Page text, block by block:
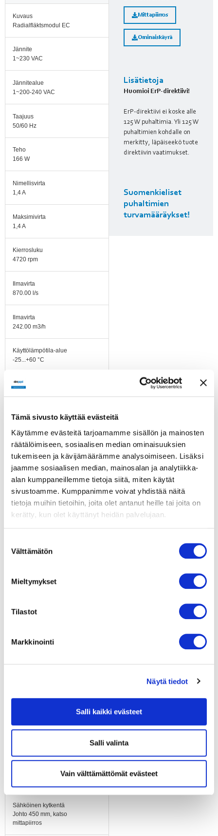
Tämä sivusto käyttää evästeitä
Käytämme evästeitä tarjoamamme sisällön ja mainosten
räätälöimiseen, sosiaalisen median ominaisuuksien
tukemiseen ja kävijämäärämme analysoimiseen. Lisäksi
jaamme sosiaalisen median, mainosalan ja analytiikka-
alan kumppaneillemme tietoja siitä, miten käytät
sivustoamme. Kumppanimme voivat yhdistää näitä
tietoja muihin tietoihin, joita olet antanut heille tai joita on
kerätty, kun olet käyttänyt heidän palvelujaan.
valinta
Välttämätön
Mieltymykset
Tilastot
Markkinointi
Näytä tiedot
Salli kaikki evästeet
Salli valinta
Vain välttämättömät evästeet
Kuvaus
Radialfläktsmodul EC
Jännite
1~230 VAC
Jännitealue
1~200-240 VAC
Taajuus
50/60 Hz
Teho
166 W
Nimellisvirta
1,4 A
Maksimivirta
1,4 A
Kierrosluku
4720 rpm
Ilmavirta
870.00 l/s
Ilmavirta
242.00 m3/h
Käyttölämpötila-alue
-25...+60 °C
Pyörimissuunta
M3G055-CF
Moottorin malli
Elektronisesti kommutoitu
ulkoroottorimoottori
integroidulla
ohjauselektroniikalla.
Moottorisuoja / Suoja
esto, pehmeäkäynnistys,
(avoin roottori)
IP54
Moottorin eristysluokka
"B"
Sähköinen kytkentä
Johto 450 mm, katso
mittapiirros
Mittapiirros
Ominaiskäyrä
Lisätietoja
Huomioi ErP-direktiivi!
ErP-direktiivi ei koske alle
125 W puhaltimia. Yli 125 W
puhaltimien kohdalle on
merkitty, läpäiseekö tuote
direktiivin vaatimukset.
Suomenkieliset
puhaltimien
turvamääräykset!